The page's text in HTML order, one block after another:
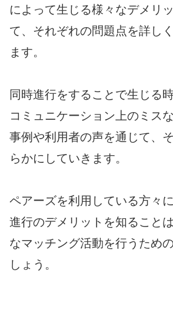
によって生じる様々なデメリ
て、それぞれの問題点を詳し
ます。
同時進行をすることで生じる
コミュニケーション上のミス
事例や利用者の声を通じて、
らかにしていきます。
ペアーズを利用している方々
進行のデメリットを知ること
なマッチング活動を行うため
しょう。